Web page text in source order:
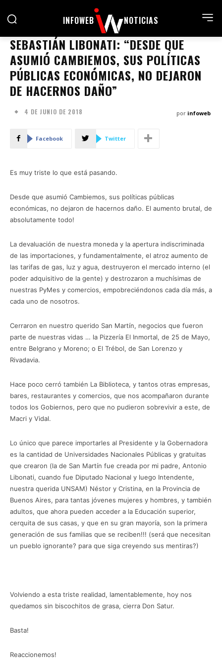
INFOWEB NOTICIAS
SEBASTIÁN LIBONATI: “DESDE QUE
ASUMIÓ CAMBIEMOS, SUS POLÍTICAS
PÚBLICAS ECONÓMICAS, NO DEJARON
DE HACERNOS DAÑO”
4 DE JUNIO DE 2018 por infoweb
Facebook Twitter
Es muy triste lo que está pasando.
Desde que asumió Cambiemos, sus políticas públicas
económicas, no dejaron de hacernos daño. El aumento brutal, de
absolutamente todo!
La devaluación de nuestra moneda y la apertura indiscriminada
de las importaciones, y fundamentalmente, el atroz aumento de
las tarifas de gas, luz y agua, destruyeron el mercado interno (el
poder adquisitivo de la gente) y destrozaron a muchísimas de
nuestras PyMes y comercios, empobreciéndonos cada día más, a
cada uno de nosotros.
Cerraron en nuestro querido San Martín, negocios que fueron
parte de nuestras vidas … la Pizzería El Inmortal, de 25 de Mayo,
entre Belgrano y Moreno; o El Trébol, de San Lorenzo y
Rivadavia.
Hace poco cerró también La Biblioteca, y tantos otras empresas,
bares, restaurantes y comercios, que nos acompañaron durante
todos los Gobiernos, pero que no pudieron sobrevivir a este, de
Macri y Vidal.
Lo único que parece importarles al Presidente y la Gobernadora
es la cantidad de Universidades Nacionales Públicas y gratuitas
que crearon (la de San Martín fue creada por mi padre, Antonio
Libonati, cuando fue Diputado Nacional y luego Intendente,
nuestra querida UNSAM) Néstor y Cristina, en la Provincia de
Buenos Aires, para tantas jóvenes mujeres y hombres, y también
adultos, que ahora pueden acceder a la Educación superior,
cerquita de sus casas, y que en su gran mayoría, son la primera
generación de sus familias que se reciben!!! (será que necesitan
un pueblo ignorante? para que siga creyendo sus mentiras?)
Volviendo a esta triste realidad, lamentablemente, hoy nos
quedamos sin biscochitos de grasa, cierra Don Satur.
Basta!
Reaccionemos!